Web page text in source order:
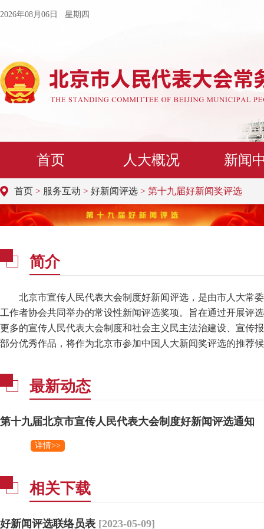
2026年08月06日 星期四
首页 人大概况 新闻
首页 > 服务互动 > 好新闻评选 > 第十九届好新闻奖评选
简介
北京市宣传人民代表大会制度好新闻评选，是由市人大常
工作者协会共同举办的常设性新闻评选奖项。旨在通过开展评
更多的宣传人民代表大会制度和社会主义民主法治建设、宣传
部分优秀作品，将作为北京市参加中国人大新闻奖评选的推荐
最新动态
第十九届北京市宣传人民代表大会制度好新闻评选通知
详情>>
相关下载
好新闻评选联络员表 [2023-05-09]